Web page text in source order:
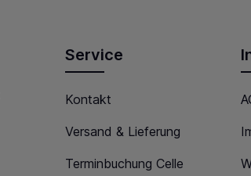
Service
Kontakt
Versand & Lieferung
Terminbuchung Celle